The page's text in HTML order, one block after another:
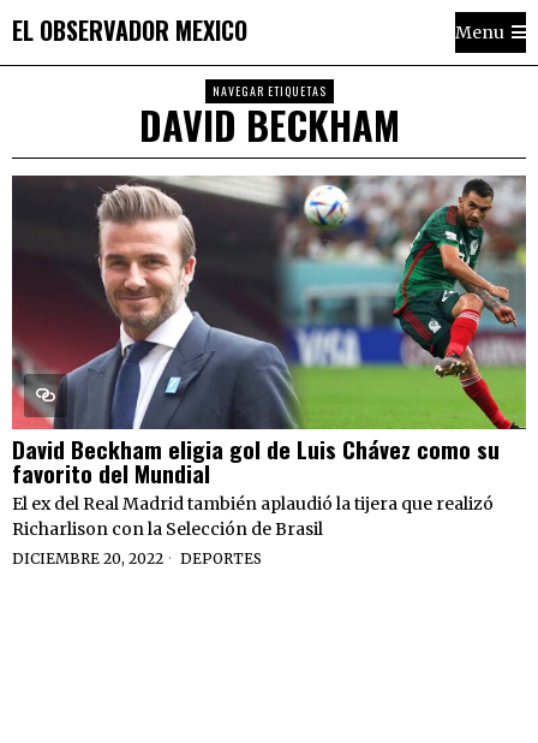
EL OBSERVADOR MEXICO Menu
NAVEGAR ETIQUETAS
DAVID BECKHAM
David Beckham eligia gol de Luis Chávez como su
favorito del Mundial
El ex del Real Madrid también aplaudió la tijera que realizó
Richarlison con la Selección de Brasil
DICIEMBRE 20, 2022 DEPORTES